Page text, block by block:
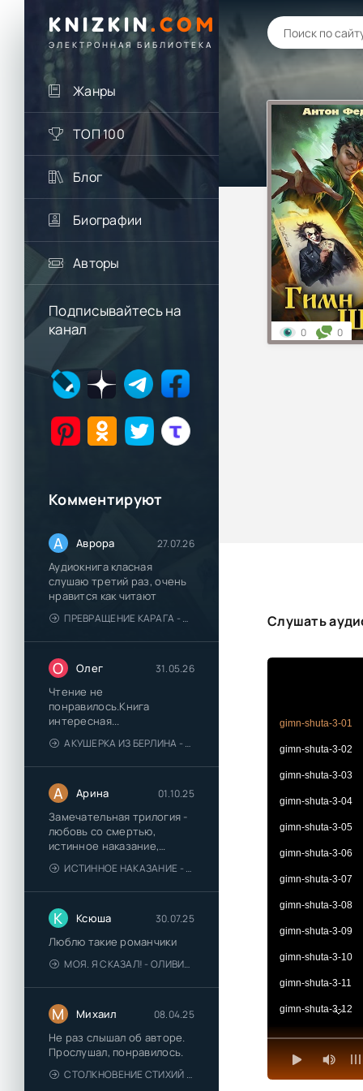
KNIZKIN. COM
ЭЛЕКТРОННАЯ БИБЛИОТЕКА
Жанры
ТОП 100
Блог
Биографии
Авторы
Подписывайтесь на
канал
Комментируют
А Аврора 27.07.26
Аудиокнига класная
слушаю третий раз, очень
нравится как читают
ПРЕВРАЩЕНИЕ КАРАГА - КАТЯ БРАНДИС
О Олег 31.05.26
Чтение не
понравилось.Книга
интересная...
АКУШЕРКА ИЗ БЕРЛИНА - АННА СТЮАРТ
А Арина 01.10.25
Замечательная трилогия -
любовь со смертью,
истинное наказание,
любимая для монстра -
понравились
ИСТИННОЕ НАКАЗАНИЕ - ОЛЬГА ГУСЕЙНОВА
К Ксюша 30.07.25
Люблю такие романчики
МОЯ. Я СКАЗАЛ! - ОЛИВИЯ ЛЕЙК
М Михаил 08.04.25
Не раз слышал об авторе.
Прослушал, понравилось.
СТОЛКНОВЕНИЕ СТИХИЙ - ВАЛЕРИЙ ГУМИНСКИЙ
0 0
Слушать
gimn-shuta-3-01
gimn-shuta-3-02
gimn-shuta-3-03
gimn-shuta-3-04
gimn-shuta-3-05
gimn-shuta-3-06
gimn-shuta-3-07
gimn-shuta-3-08
gimn-shuta-3-09
gimn-shuta-3-10
gimn-shuta-3-11
gimn-shuta-3-12
gimn-shuta-3-13
gimn-shuta-3-14